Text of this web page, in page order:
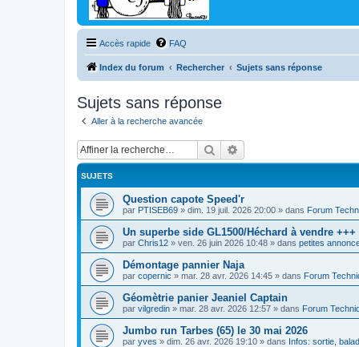
Accès rapide FAQ
Index du forum Rechercher Sujets sans réponse
Sujets sans réponse
Aller à la recherche avancée
Rechercher
SUJETS
Question capote Speed'r
par PTISEB69 » dim. 19 juil. 2026 20:00 » dans Forum
Un superbe side GL1500/Héchard à vendre +++
par Chris12 » ven. 26 juin 2026 10:48 » dans petites
Démontage pannier Naja
par copernic » mar. 28 avr. 2026 14:45 » dans Forum
Géomètrie panier Jeaniel Captain
par vilgredin » mar. 28 avr. 2026 12:57 » dans Forum
Jumbo run Tarbes (65) le 30 mai 2026
par yves » dim. 26 avr. 2026 19:10 » dans Infos: sortie,